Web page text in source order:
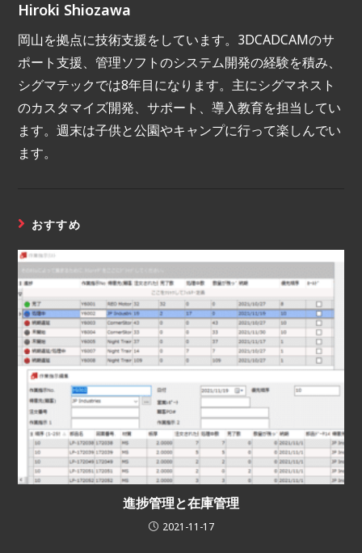
Hiroki Shiozawa
岡山を拠点に技術支援をしています。3DCADCAMのサ
ポート支援、管理ソフトのシステム開発の経験を積み、
シグマテックでは8年目になります。主にシグマネスト
のカスタマイズ開発、サポート、導入教育を担当してい
ます。週末は子供と公園やキャンプに行って楽しんでい
ます。
おすすめ
進捗管理と在庫管理
2021-11-17